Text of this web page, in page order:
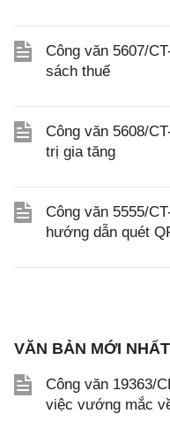
Công văn 5607/
sách thuế
Công văn 5608/
trị gia tăng
Công văn 5555/
hướng dẫn quét
VĂN BẢN MỚI NHẤT
Công văn 19363/
việc vướng mắc